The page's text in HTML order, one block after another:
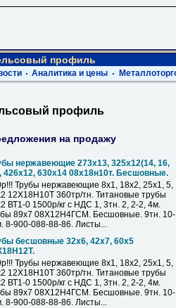
профиль
Аналитика и цены
профиль
на продажу
нержавеющие 273х13, 325х12(14, 16,
426х12, 630х14 08х18н10т. Бесшовные.
Трубы нержавеющие 8х1, 18х2, 25х1, 5,
12Х18Н10Т 360тр/тн. Титановые трубы
ВТ1-0 1500р/кг с НДС 1, 3тн. 2, 2-2, 4м.
89х7 08Х12Н4ГСМ. Бесшовные. 9тн. 10-
8-900-088-88-86. Листы...
бесшовные 32х6, 42х7, 60х5
Трубы нержавеющие 8х1, 18х2, 25х1, 5,
12Х18Н10Т 360тр/тн. Титановые трубы
ВТ1-0 1500р/кг с НДС 1, 3тн. 2, 2-2, 4м.
89х7 08Х12Н4ГСМ. Бесшовные. 9тн. 10-
8-900-088-88-86. Листы...